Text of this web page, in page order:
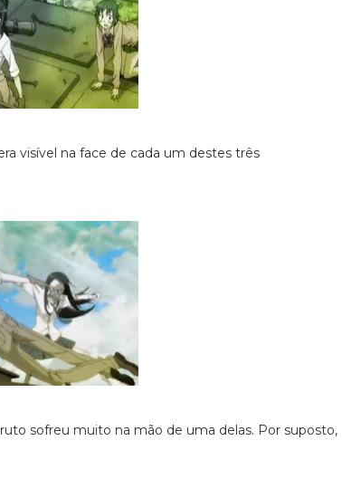
visível na face de cada um destes três
sofreu muito na mão de uma delas. Por suposto,